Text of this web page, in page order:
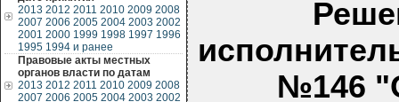
2013 2012 2011 2010 2009 2008
2007 2006 2005 2004 2003 2002
2001 2000 1999 1998 1997 1996
1995 1994 и ранее
Правовые акты местных
органов власти по датам
2013 2012 2011 2010 2009 2008
2007 2006 2005 2004 2003 2002
№146